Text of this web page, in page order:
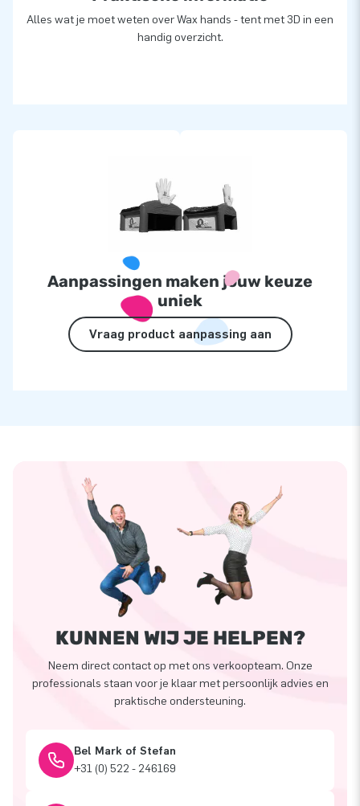
Alles wat je moet weten over Wax hands - tent met 3D in een
handig overzicht.
Aanpassingen maken jouw keuze
uniek
Vraag product aanpassing aan
KUNNEN WIJ JE HELPEN?
Neem direct contact op met ons verkoopteam. Onze
professionals staan voor je klaar met persoonlijk advies en
praktische ondersteuning.
Bel Mark of Stefan
+31 (0) 522 - 246169